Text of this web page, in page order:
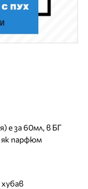
е за 60мл, в БГ
як парфюм